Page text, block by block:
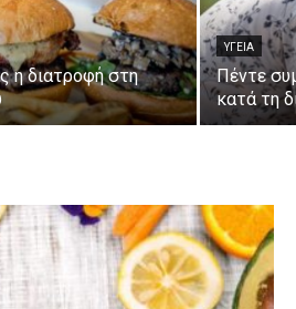
η διατροφή στη
ΥΓΕΙΑ
Πέντε
κατά τη